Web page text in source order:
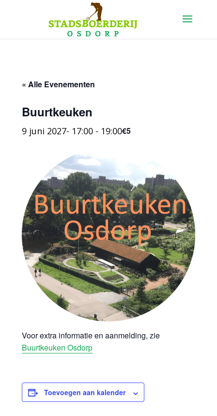
« Alle Evenementen
Buurtkeuken
9 juni 2027- 17:00- 19:00€5
Voor extra informatie en aanmelding, zie
Buurtkeuken Osdorp
Toevoegen aan kalender